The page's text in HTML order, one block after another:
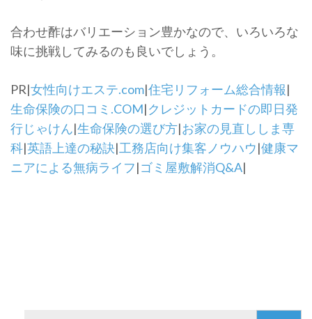
合わせ酢はバリエーション豊かなので、いろいろな
味に挑戦してみるのも良いでしょう。
PR|女性向けエステ.com|住宅リフォーム総合情報|
生命保険の口コミ.COM|クレジットカードの即日発
行じゃけん|生命保険の選び方|お家の見直ししま専
科|英語上達の秘訣|工務店向け集客ノウハウ|健康マ
ニアによる無病ライフ|ゴミ屋敷解消Q&A|